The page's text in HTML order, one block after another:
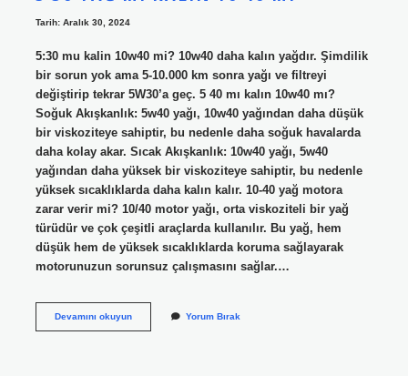
Tarih: Aralık 30, 2024
5:30 mu kalin 10w40 mi? 10w40 daha kalın yağdır. Şimdilik
bir sorun yok ama 5-10.000 km sonra yağı ve filtreyi
değiştirip tekrar 5W30’a geç. 5 40 mı kalın 10w40 mı?
Soğuk Akışkanlık: 5w40 yağı, 10w40 yağından daha düşük
bir viskoziteye sahiptir, bu nedenle daha soğuk havalarda
daha kolay akar. Sıcak Akışkanlık: 10w40 yağı, 5w40
yağından daha yüksek bir viskoziteye sahiptir, bu nedenle
yüksek sıcaklıklarda daha kalın kalır. 10-40 yağ motora
zarar verir mi? 10/40 motor yağı, orta viskoziteli bir yağ
türüdür ve çok çeşitli araçlarda kullanılır. Bu yağ, hem
düşük hem de yüksek sıcaklıklarda koruma sağlayarak
motorunuzun sorunsuz çalışmasını sağlar.…
Devamını okuyun5
Yorum Bırak